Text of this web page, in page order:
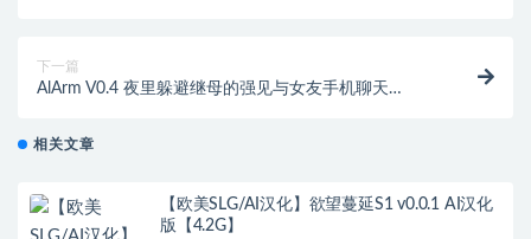
下一篇
AlArm V0.4 夜里躲避继母的强见与女友手机聊天
相关文章
【欧美SLG/AI汉化】欲望蔓延S1 v0.0.1 AI汉化
版【4.2G】